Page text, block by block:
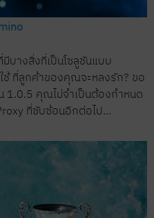
บางสิ่งที่เป็นโซลูชันแบบ
ช้ ที่ลูกค้าของคุณจะหลงรัก? ขอ
1.0.5 คุณไม่จำเป็นต้องกำหนด
ที่ซับซ้อนอีกต่อไป...